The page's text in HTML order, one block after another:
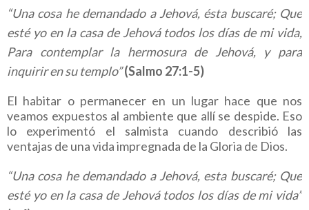
“Una cosa he demandado a Jehová, ésta buscaré; Que
esté yo en la casa de Jehová todos los días de mi vida,
Para contemplar la hermosura de Jehová, y para
inquirir en su templo”(Salmo 27:1-5)
El habitar o permanecer en un lugar hace que nos
veamos expuestos al ambiente que allí se despide. Eso
lo experimentó el salmista cuando describió las
ventajas de una vida impregnada de la Gloria de Dios.
“Una cosa he demandado a Jehová, esta buscaré; Que
esté yo en la casa de Jehová todos los días de mi vida”